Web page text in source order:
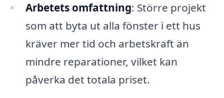
Arbetets omfattning: Större projekt
som att byta ut alla fönster i ett hus
kräver mer tid och arbetskraft än
mindre reparationer, vilket kan
påverka det totala priset.